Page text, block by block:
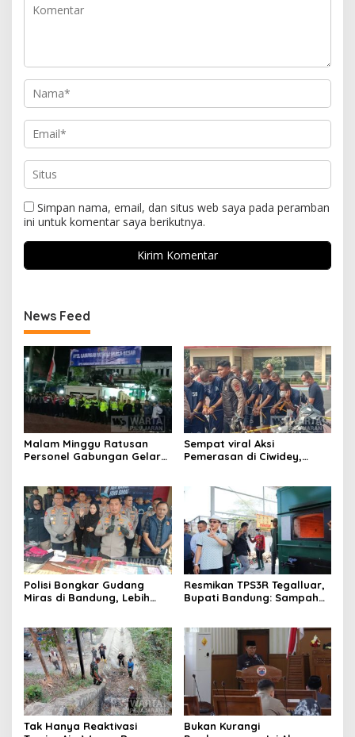
Simpan nama, email, dan situs web saya pada peramban
ini untuk komentar saya berikutnya.
News Feed
Malam Minggu Ratusan
Personel Gabungan Gelar
Sempat viral Aksi
Pemerasan di Ciwidey,
Polisi Bongkar Gudang
Miras di Bandung, Lebih
Resmikan TPS3R Tegalluar,
Bupati Bandung: Sampah
Tak Hanya Reaktivasi
Bukan Kurangi